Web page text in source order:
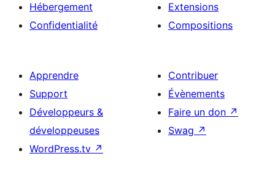
Hébergement
Confidentialité
Extensions
Compositions
Apprendre
Support
Développeurs &
développeuses
WordPress.tv ↗
Contribuer
Évènements
Faire un don ↗
Swag ↗